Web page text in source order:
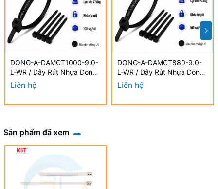
DONG-A-DAMCT1000-9.0-
L-WR / Dây Rút Nhựa Dong-
A 9.0×1000mm Chống UV
Liên hệ
DONG-A-DAMCT880-9.0-
L-WR / Dây Rút Nhựa Dong-
A 9.0×880mm Chống UV
Liên hệ
Sản phẩm đã xem